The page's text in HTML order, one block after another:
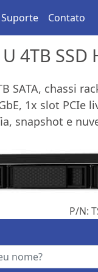
Suporte Contato
SSD
SATA, chassi
1x slot
snapshot e
P/N: